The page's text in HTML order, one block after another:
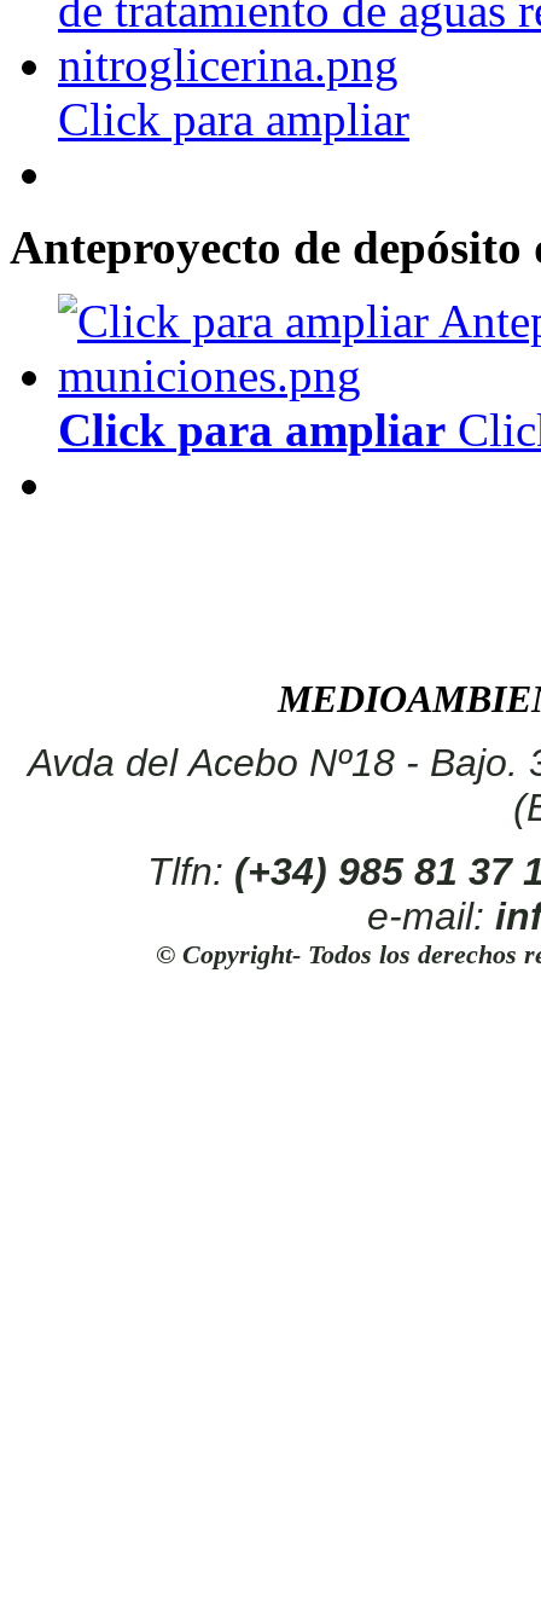
Click para ampliar
Anteproyecto de depósito
Click para ampliar
Avda del Acebo Nº18 -
Tlfn: (+34) 985 81 37
e-mail:
© Copyright- Todos los derechos